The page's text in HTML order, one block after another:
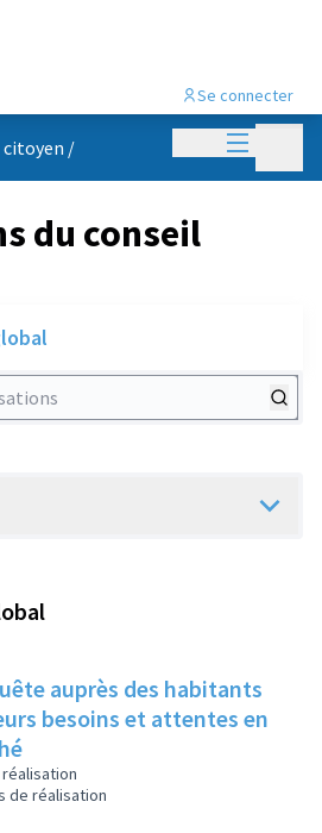
Menu
Se connecter
/
du conseil
auprès des habitants
besoins et attentes en
de réalisation